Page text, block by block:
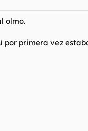
olmo.
por primera vez